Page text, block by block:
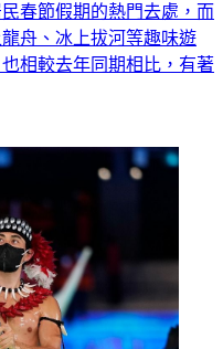
春節假期的熱門去處，而
舟、冰上拔河等趣味遊
相較去年同期相比，有著